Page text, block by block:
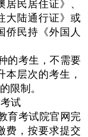
民居住证》、
大陆通行证》或
侨民持《外国人
的考生，不需要
层次的考生，
限制。
试
育考试院官网完
费，按要求提交